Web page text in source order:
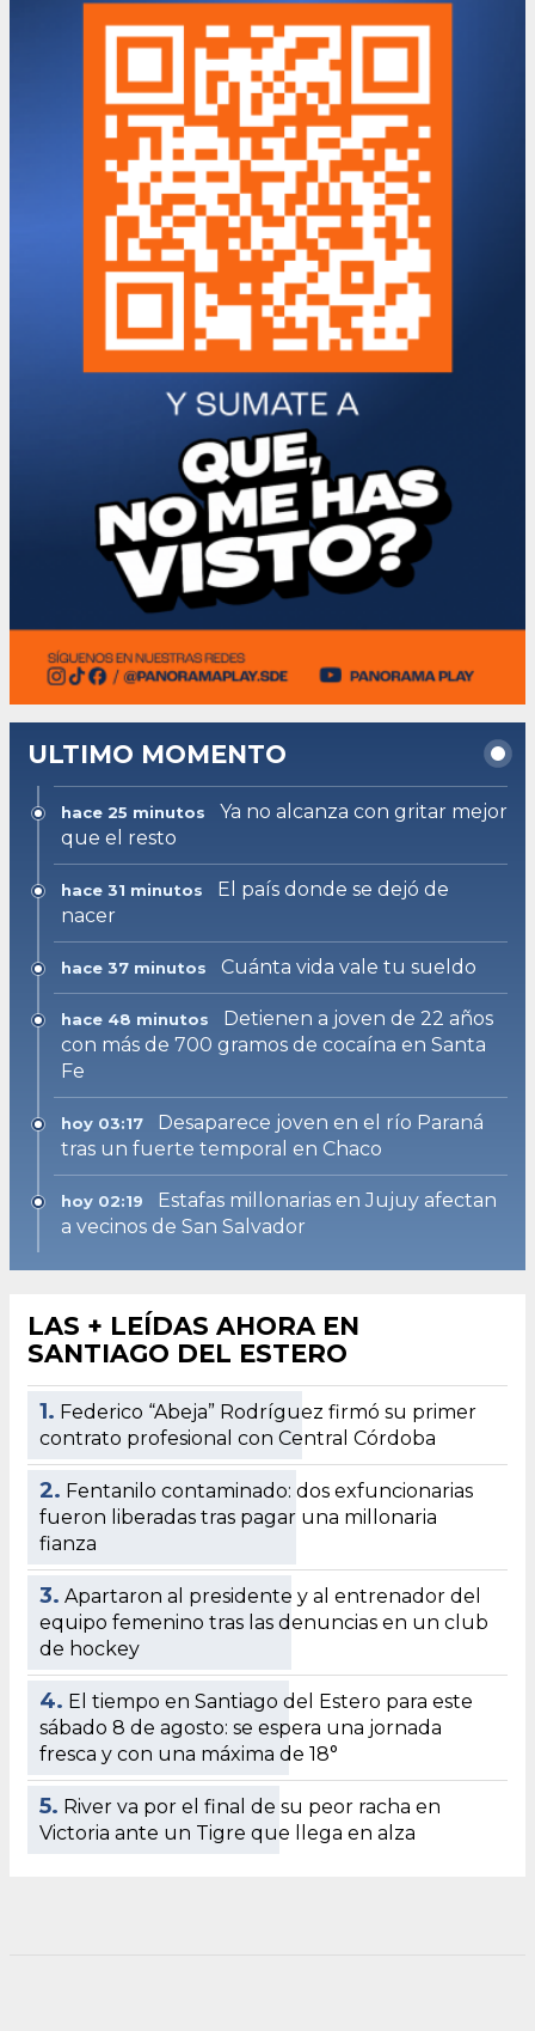
ULTIMO MOMENTO
hace 25 minutos
Ya no alcanza con gritar mejor
que el resto
hace 31 minutos
El país donde se dejó de
nacer
hace 37 minutos Cuánta vida vale tu sueldo
hace 48 minutos
Detienen a joven de 22 años
con más de 700 gramos de cocaína en Santa
Fe
hoy 03:17
Desaparece joven en el río Paraná
tras un fuerte temporal en Chaco
hoy 02:19
Estafas millonarias en Jujuy afectan
a vecinos de San Salvador
LAS + LEÍDAS AHORA EN
SANTIAGO DEL ESTERO
1. Federico “Abeja” Rodríguez firmó su primer
contrato profesional con Central Córdoba
2. Fentanilo contaminado: dos exfuncionarias
fueron liberadas tras pagar una millonaria
fianza
3. Apartaron al presidente y al entrenador del
equipo femenino tras las denuncias en un club
de hockey
4. El tiempo en Santiago del Estero para este
sábado 8 de agosto: se espera una jornada
fresca y con una máxima de 18°
5. River va por el final de su peor racha en
Victoria ante un Tigre que llega en alza